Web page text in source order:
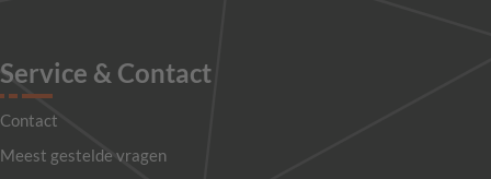
Service & Contact
Contact
Meest gestelde vragen